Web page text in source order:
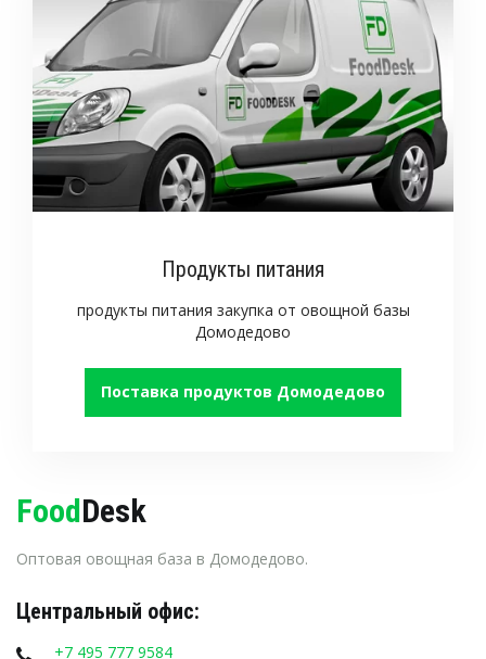
Продукты питания
продукты питания закупка от овощной базы
Домодедово
Поставка продуктов Домодедово
FoodDesk
Оптовая овощная база в Домодедово.
Центральный офис:
+7 495 777 9584